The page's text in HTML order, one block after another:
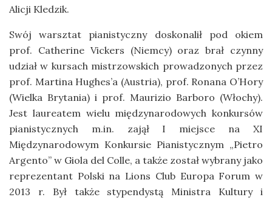
Alicji Kledzik.
Swój warsztat pianistyczny doskonalił pod okiem
prof. Catherine Vickers (Niemcy) oraz brał czynny
udział w kursach mistrzowskich prowadzonych przez
prof. Martina Hughes’a (Austria), prof. Ronana O’Hory
(Wielka Brytania) i prof. Maurizio Barboro (Włochy).
Jest laureatem wielu międzynarodowych konkursów
pianistycznych m.in. zajął I miejsce na XI
Międzynarodowym Konkursie Pianistycznym „Pietro
Argento” w Giola del Colle, a także został wybrany jako
reprezentant Polski na Lions Club Europa Forum w
2013 r. Był także stypendystą Ministra Kultury i